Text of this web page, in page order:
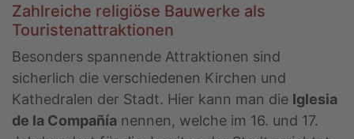
Zahlreiche religiöse Bauwerke als
Touristenattraktionen
Besonders spannende Attraktionen sind
sicherlich die verschiedenen Kirchen und
Kathedralen der Stadt. Hier kann man die Iglesia
de la Compañía nennen, welche im 16. und 17.